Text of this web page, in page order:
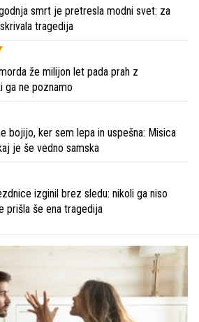
smrt je pretresla modni svet: za
tragedija
že milijon let pada prah z
ga ne poznamo
bojijo, ker sem lepa in uspešna: Misica
je še vedno samska
izginil brez sledu: nikoli ga niso
prišla še ena tragedija